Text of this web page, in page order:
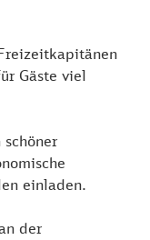
Gäste viel
einladen.
der